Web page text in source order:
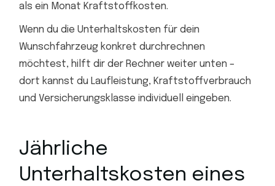
als ein Monat Kraftstoffkosten.
Wenn du die Unterhaltskosten für dein
Wunschfahrzeug konkret durchrechnen
möchtest, hilft dir der Rechner weiter unten –
dort kannst du Laufleistung, Kraftstoffverbrauch
und Versicherungsklasse individuell eingeben.
Jährliche
Unterhaltskosten eines